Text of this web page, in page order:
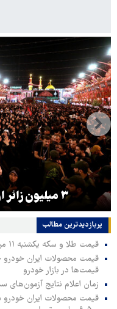
۳ میلیون زائر اربعین به کشور بازگشتند
پربازدیدترین‌ مطالب
قیمت طلا و سکه یکشنبه ۱۱ مرداد ۱۴۰۵/ ریزش سنگین سکه امامی
قیمت‌ها در بازار خودرو
زمان اعلام نتایج